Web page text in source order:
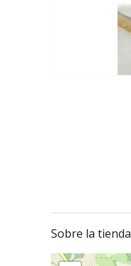
Sobre la tienda